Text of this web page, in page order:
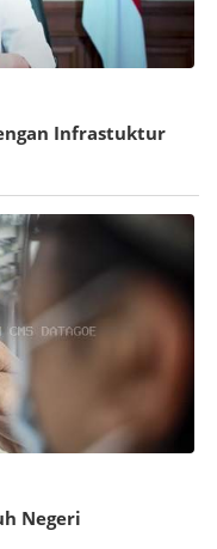
Infrastuktur
Negeri